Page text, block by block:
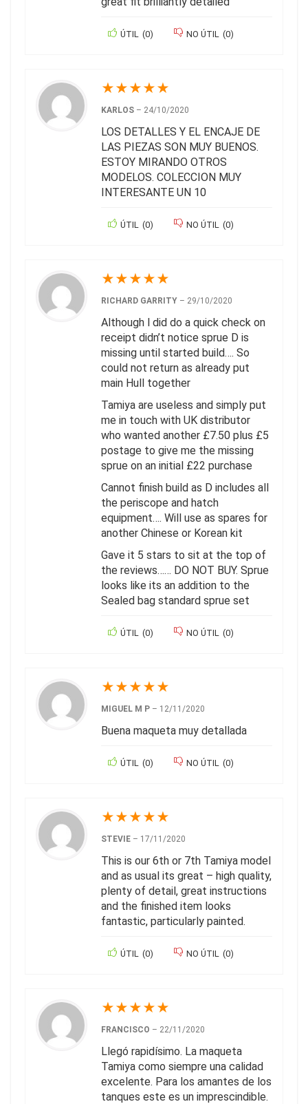
ÚTIL (0) NO ÚTIL (0)
★★★★★
KARLOS – 24/10/2020
LOS DETALLES Y EL ENCAJE DE
LAS PIEZAS SON MUY BUENOS.
ESTOY MIRANDO OTROS
MODELOS. COLECCION MUY
INTERESANTE UN 10
ÚTIL (0) NO ÚTIL (0)
★★★★★
RICHARD GARRITY – 29/10/2020
Although l did do a quick check on
receipt didn’t notice sprue D is
missing until started build…. So
could not return as already put
main Hull together
Tamiya are useless and simply put
me in touch with UK distributor
who wanted another £7.50 plus £5
postage to give me the missing
sprue on an initial £22 purchase
Cannot finish build as D includes all
the periscope and hatch
equipment…. Will use as spares for
another Chinese or Korean kit
Gave it 5 stars to sit at the top of
the reviews…… DO NOT BUY. Sprue
looks like its an addition to the
Sealed bag standard sprue set
ÚTIL (0) NO ÚTIL (0)
★★★★★
MIGUEL M P – 12/11/2020
Buena maqueta muy detallada
ÚTIL (0) NO ÚTIL (0)
★★★★★
STEVIE – 17/11/2020
This is our 6th or 7th Tamiya model
and as usual its great – high quality,
plenty of detail, great instructions
and the finished item looks
fantastic, particularly painted.
ÚTIL (0) NO ÚTIL (0)
★★★★★
FRANCISCO – 22/11/2020
Llegó rapidísimo. La maqueta
Tamiya como siempre una calidad
excelente. Para los amantes de los
tanques este es un imprescindible.